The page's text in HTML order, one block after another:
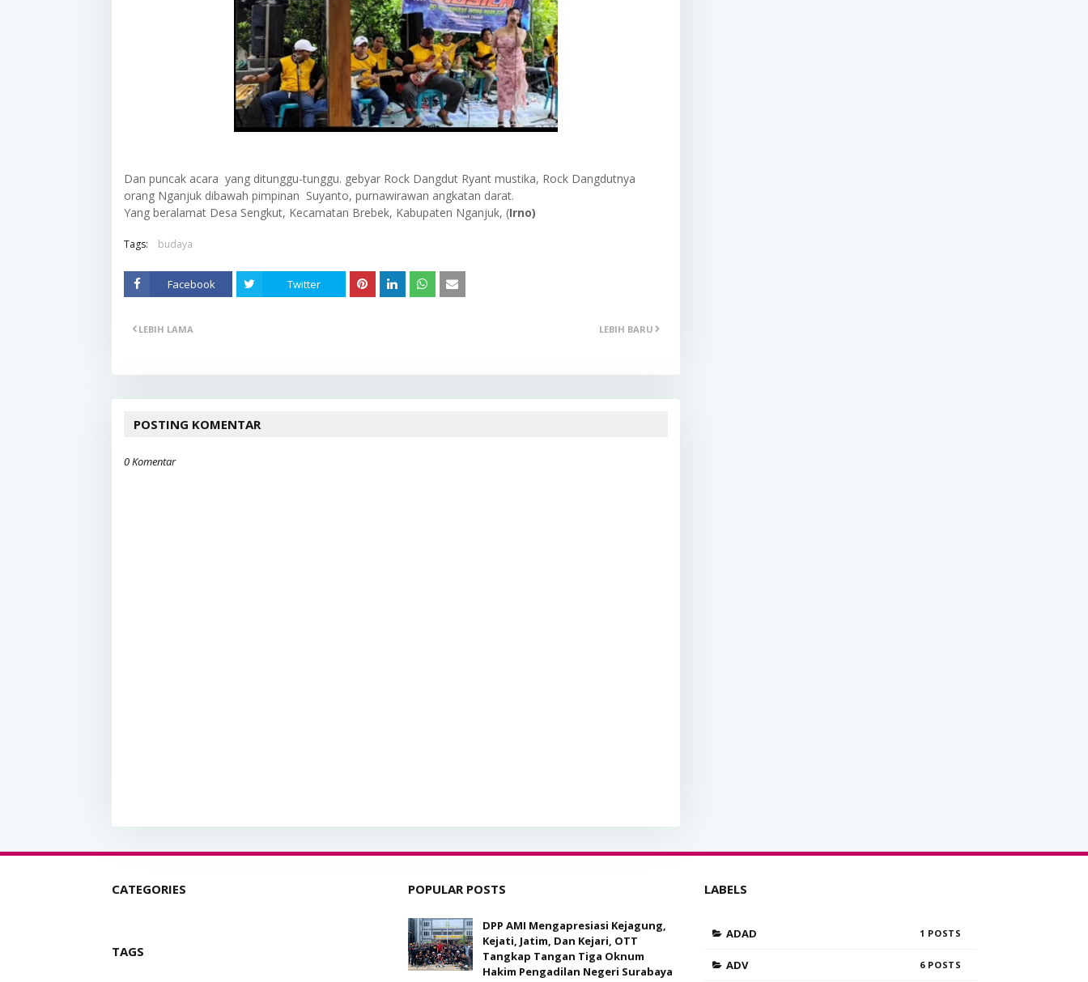
Dan puncak acara yang ditunggu-tunggu. gebyar Rock Dangdut Ryant mustika, Rock Dangdutnya
orang Nganjuk dibawah pimpinan Suyanto, purnawirawan angkatan darat.
Yang beralamat Desa Sengkut, Kecamatan Brebek, Kabupaten Nganjuk, (Irno)
Tags: budaya
Facebook Twitter
LEBIH BARU
LEBIH LAMA
POSTING KOMENTAR
0 Komentar
CATEGORIES
TAGS
POPULAR POSTS
DPP AMI Mengapresiasi Kejagung,
Kejati, Jatim, Dan Kejari, OTT
Tangkap Tangan Tiga Oknum
Hakim Pengadilan Negeri Surabaya
LABELS
ADAD 1
ADV 6